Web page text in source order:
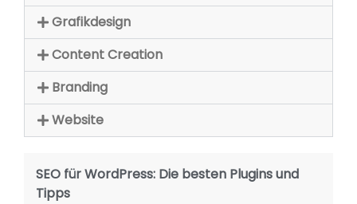
Grafikdesign
Content Creation
Branding
Website
SEO für WordPress: Die besten Plugins und
Tipps